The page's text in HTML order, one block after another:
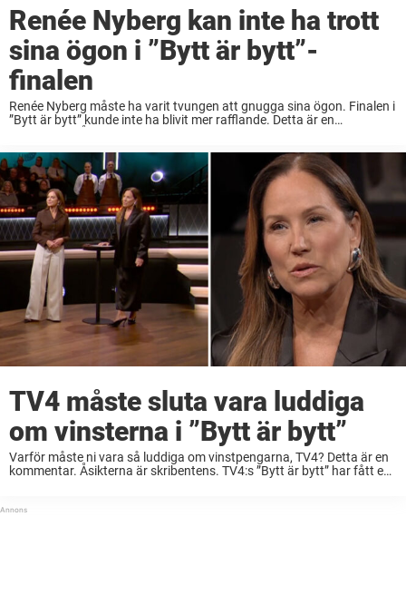
Renée Nyberg kan inte ha trott
sina ögon i ”Bytt är bytt”-
finalen
Renée Nyberg måste ha varit tvungen att gnugga sina ögon. Finalen i
”Bytt är bytt” kunde inte ha blivit mer rafflande. Detta är en
TV4 måste sluta vara luddiga
om vinsterna i ”Bytt är bytt”
Varför måste ni vara så luddiga om vinstpengarna, TV4? Detta är en
kommentar. Åsikterna är skribentens. TV4:s ”Bytt är bytt” har fått en